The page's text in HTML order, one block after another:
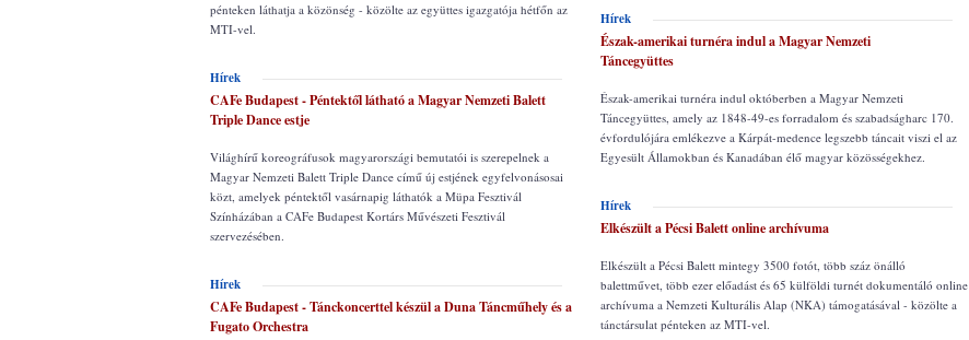
pénteken láthatja a közönség - közölte az együttes igazgatója hétfőn az
MTI-vel.
Hírek
CAFe Budapest - Péntektől látható a Magyar Nemzeti Balett
Triple Dance estje
Világhírű koreográfusok magyarországi bemutatói is szerepelnek a
Magyar Nemzeti Balett Triple Dance című új estjének egyfelvonásosai
közt, amelyek péntektől vasárnapig láthatók a Müpa Fesztivál
Színházában a CAFe Budapest Kortárs Művészeti Fesztivál
szervezésében.
Hírek
CAFe Budapest - Tánckoncerttel készül a Duna Táncműhely és a
Fugato Orchestra
Hírek
Észak-amerikai turnéra indul a Magyar Nemzeti
Táncegyüttes
Észak-amerikai turnéra indul októberben a Magyar Nemzeti
Táncegyüttes, amely az 1848-49-es forradalom és szabadságharc 170.
évfordulójára emlékezve a Kárpát-medence legszebb táncait viszi el az
Egyesült Államokban és Kanadában élő magyar közösségekhez.
Hírek
Elkészült a Pécsi Balett online archívuma
Elkészült a Pécsi Balett mintegy 3500 fotót, több száz önálló
balettművet, több ezer előadást és 65 külföldi turnét dokumentáló online
archívuma a Nemzeti Kulturális Alap (NKA) támogatásával - közölte a
tánctársulat pénteken az MTI-vel.